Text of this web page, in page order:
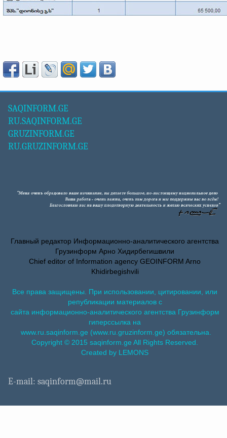
SAQINFORM.GE
RU.SAQINFORM.GE
GRUZINFORM.GE
RU.GRUZINFORM.GE
Главный редактор Информационно-аналитического агентства
Грузинформ Арно Хидирбегишвили
Chief editor of Information agency GEOINFORM Arno
Khidirbegishvili
Все права защищены. При использовании, цитировании, или
републикации материалов с
сайта информационно-аналитического агентства Грузинформ
гиперссылка на
www.ru.saqinform.ge (www.ru.gruzinform.ge) обязательна.
Copyright © 2015 saqinform.ge All Rights Reserved.
Created by LEMONS
E-mail: saqinform@mail.ru